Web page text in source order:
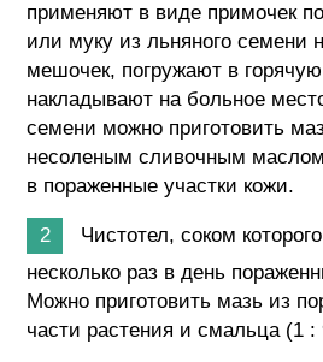
применяют в виде примочек
или муку из льняного семени
мешочек, погружают в
накладывают на больное
семени можно приготовить
несоленым сливочным
в пораженные участки кожи.
Чистотел, соком
несколько раз в день
Можно приготовить мазь из
части растения и смальца (1 :